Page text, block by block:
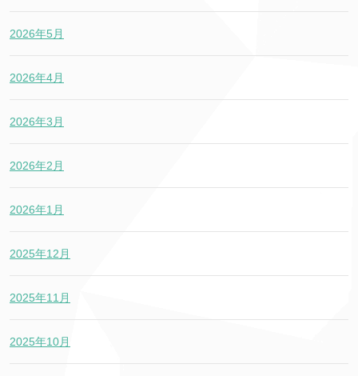
2026年5月
2026年4月
2026年3月
2026年2月
2026年1月
2025年12月
2025年11月
2025年10月